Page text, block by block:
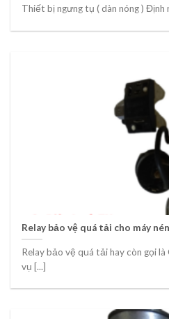
Thiết bị ngưng tụ ( dàn nóng ) Định
Relay bảo vệ quá tải cho máy nén
Relay bảo vệ quá tải hay còn gọi
vụ [...]